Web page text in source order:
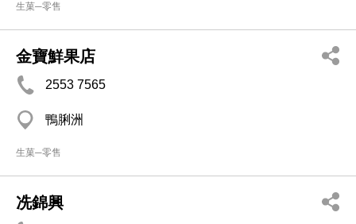
生菓─零售
金寶鮮果店
2553 7565
鴨脷洲
生菓─零售
冼錦興